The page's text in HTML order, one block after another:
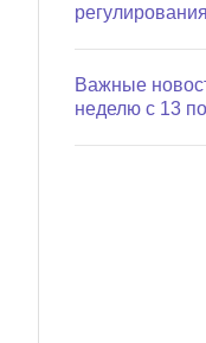
Важные
неделю с 13